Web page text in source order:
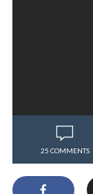
25 COMMENTS